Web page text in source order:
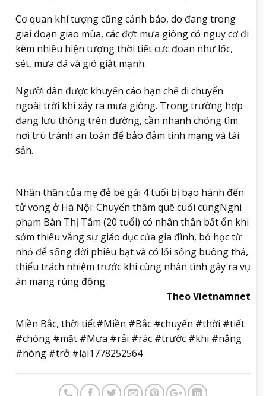
Cơ quan khí tượng cũng cảnh báo, do đang trong
giai đoạn giao mùa, các đợt mưa giông có nguy cơ đi
kèm nhiều hiện tượng thời tiết cực đoan như lốc,
sét, mưa đá và gió giật mạnh.
Người dân được khuyến cáo hạn chế di chuyển
ngoài trời khi xảy ra mưa giông. Trong trường hợp
đang lưu thông trên đường, cần nhanh chóng tìm
nơi trú tránh an toàn để bảo đảm tính mạng và tài
sản.
Nhân thân của mẹ đẻ bé gái 4 tuổi bị bạo hành đến
tử vong ở Hà Nội: Chuyến thăm quê cuối cùngNghi
phạm Bàn Thị Tâm (20 tuổi) có nhân thân bất ổn khi
sớm thiếu vắng sự giáo dục của gia đình, bỏ học từ
nhỏ để sống đời phiêu bạt và có lối sống buông thả,
thiếu trách nhiệm trước khi cùng nhân tình gây ra vụ
án mạng rúng động.
Theo Vietnamnet
Miền Bắc, thời tiết#Miền #Bắc #chuyển #thời #tiết
#chóng #mặt #Mưa #rải #rác #trước #khi #nắng
#nóng #trở #lại1778252564